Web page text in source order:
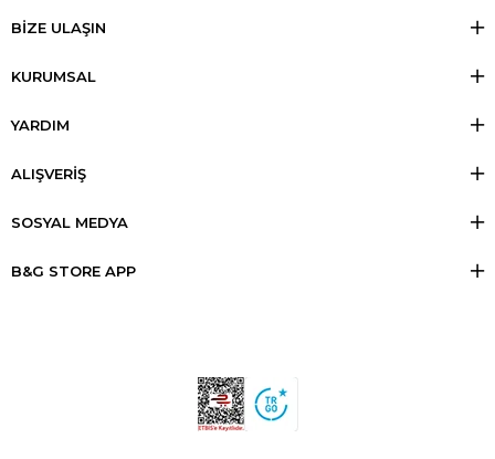
BİZE ULAŞIN
KURUMSAL
YARDIM
ALIŞVERİŞ
SOSYAL MEDYA
B&G STORE APP